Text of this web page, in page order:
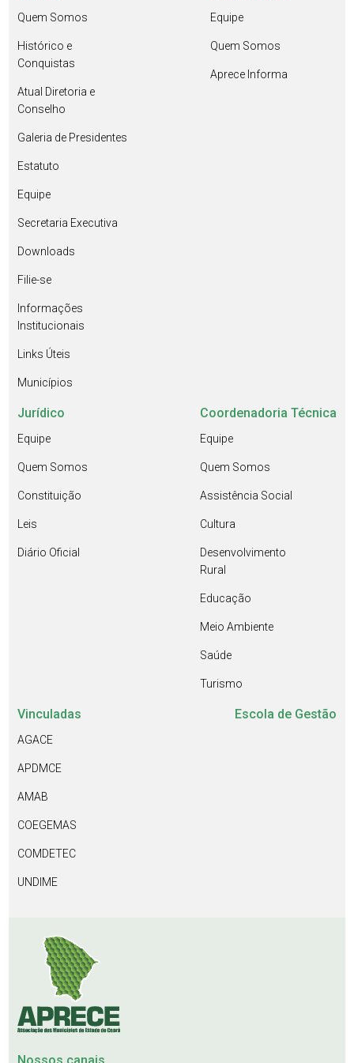
Quem Somos
Histórico e
Conquistas
Atual Diretoria e
Conselho
Galeria de Presidentes
Estatuto
Equipe
Secretaria Executiva
Downloads
Filie-se
Informações
Institucionais
Links Úteis
Municípios
Equipe
Quem Somos
Aprece Informa
Jurídico
Equipe
Quem Somos
Constituição
Leis
Diário Oficial
Coordenadoria Técnica
Equipe
Quem Somos
Assistência Social
Cultura
Desenvolvimento
Rural
Educação
Meio Ambiente
Saúde
Turismo
Vinculadas
AGACE
APDMCE
AMAB
COEGEMAS
COMDETEC
UNDIME
Escola de Gestão